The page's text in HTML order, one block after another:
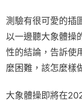
測驗有很可愛的插
以一邊聽大象體操
性的結論，告訴使
麼困難，該怎麼樣
大象體操即將在